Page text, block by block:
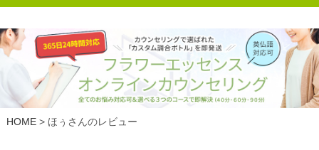
HOME ほぅさんのレビュー